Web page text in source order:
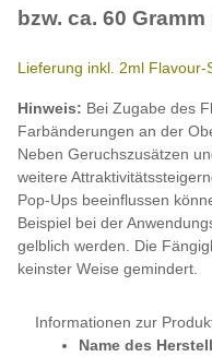
bzw. ca. 60 Gramm
Lieferung inkl. 2ml Flavour-
Hinweis: Bei Zugabe des
Farbänderungen an der
Neben Geruchszusätzen
weitere
Pop-Ups beeinflussen
Beispiel bei der
gelblich werden. Die
keinster Weise gemindert.
Informationen zur
Name des